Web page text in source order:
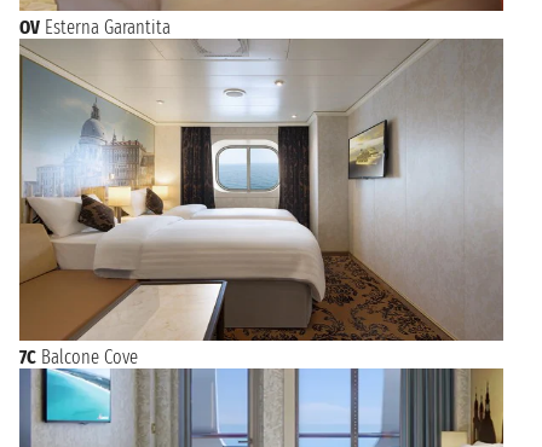
OV Esterna Garantita
7C Balcone Cove